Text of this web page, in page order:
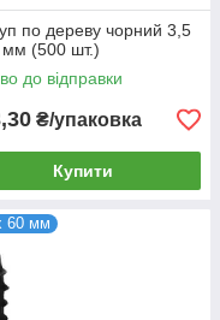
по дереву чорний 3,5
мм (500 шт.)
до відправки
₴/упаковка
Купити
60 мм